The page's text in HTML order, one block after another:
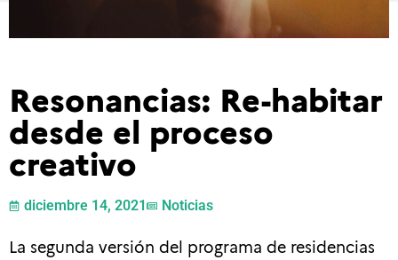
Resonancias: Re-habitar
desde el proceso
creativo
diciembre 14, 2021 Noticias
La segunda versión del programa de residencias